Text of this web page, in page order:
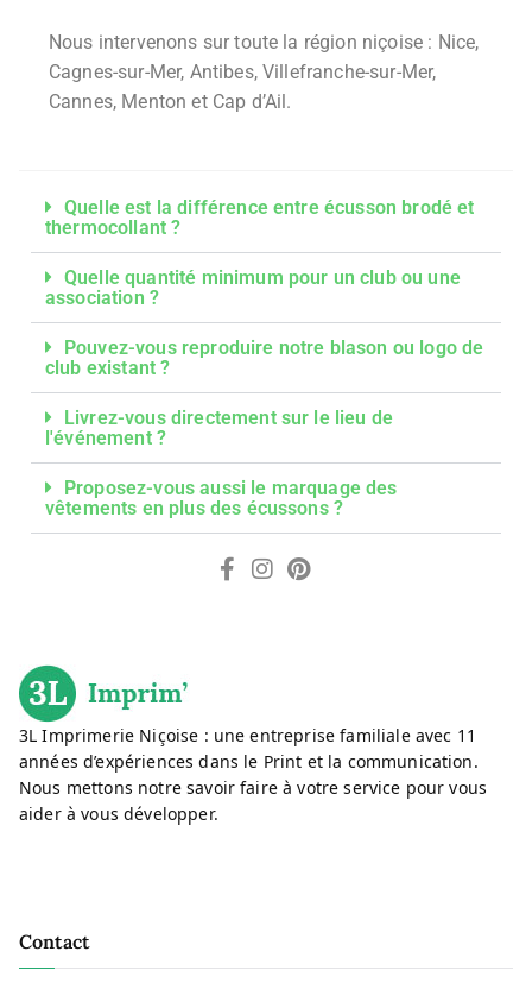
Nous intervenons sur toute la région niçoise : Nice,
Cagnes-sur-Mer, Antibes, Villefranche-sur-Mer,
Cannes, Menton et Cap d’Ail.
Quelle est la différence entre écusson brodé et
thermocollant ?
Quelle quantité minimum pour un club ou une
association ?
Pouvez-vous reproduire notre blason ou logo de
club existant ?
Livrez-vous directement sur le lieu de
l'événement ?
Proposez-vous aussi le marquage des
vêtements en plus des écussons ?
3L Imprimerie Niçoise : une entreprise familiale avec 11
années d’expériences dans le Print et la communication.
Nous mettons notre savoir faire à votre service pour vous
aider à vous développer.
Contact